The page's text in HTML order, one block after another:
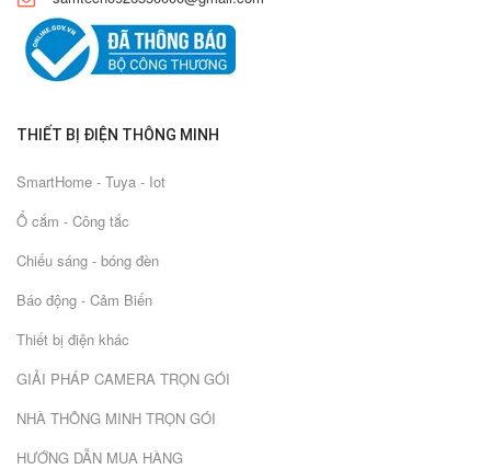
THIẾT BỊ ĐIỆN THÔNG MINH
SmartHome - Tuya - Iot
Ổ cắm - Công tắc
Chiếu sáng - bóng đèn
Báo động - Cảm Biến
Thiết bị điện khác
GIẢI PHÁP CAMERA TRỌN GÓI
NHÀ THÔNG MINH TRỌN GÓI
HƯỚNG DẪN MUA HÀNG